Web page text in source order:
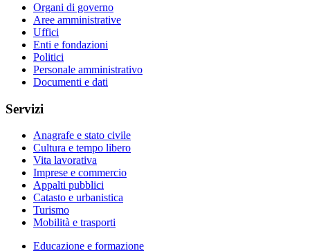
Organi di governo
Aree amministrative
Uffici
Enti e fondazioni
Politici
Personale amministrativo
Documenti e dati
Servizi
Anagrafe e stato civile
Cultura e tempo libero
Vita lavorativa
Imprese e commercio
Appalti pubblici
Catasto e urbanistica
Turismo
Mobilità e trasporti
Educazione e formazione